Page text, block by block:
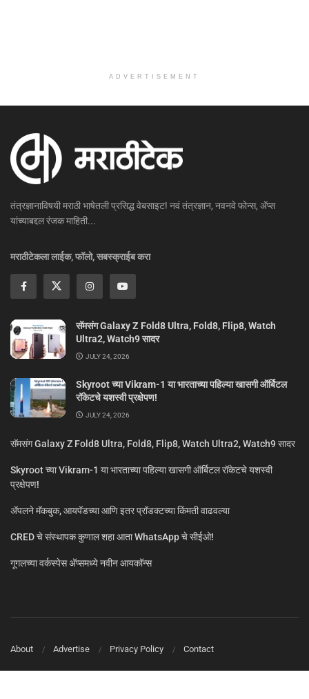
ADVERTISEMENT
तंत्रज्ञानाविषयी मराठी भाषेतली प्रसिद्ध वेबसाइट! नवं तंत्रज्ञान, नवनवे फोन्स, ॲप्स
यांच्याबद्दल रंजक माहिती...
मराठीटेकला लाईक, फॉलो, सबस्क्राईब करा
सॅमसंग Galaxy Z Fold8 Ultra, Fold8, Flip8, Watch
Ultra2, Watch9 सादर
JULY 24, 2026
Skyroot च्या Vikram-1 या भारताच्या पहिल्या खासगी ऑर्बिटल
रॉकेटचे यशस्वी प्रक्षेपण!
JULY 24, 2026
सॅमसंग Galaxy Z Fold8 Ultra, Fold8, Flip8, Watch Ultra2, Watch9 सादर
Skyroot च्या Vikram-1 या भारताच्या पहिल्या खासगी ऑर्बिटल रॉकेटचे यशस्वी
प्रक्षेपण!
ॲपलने मॅकबुक, आयपॅडच्या आणि इतर प्रॉडक्टच्या किंमती वाढवल्या
CRED चे संस्थापक कुणाल शहा आता WhatsApp चे सीईओ!
गूगलच्या वर्कस्पेस अ‍ॅप्समध्ये नवीन आयकॉन्स
About Advertise Privacy Policy Contact